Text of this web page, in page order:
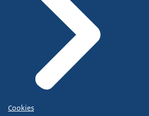
Cookies